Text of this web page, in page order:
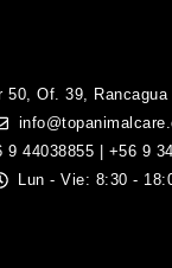
50, Of. 39, Rancagua
9 44038855 | +56 9
Lun - Vie: 8:30 -